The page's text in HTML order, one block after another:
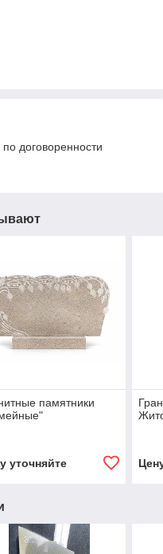
договоренности
памятники
уточняйте